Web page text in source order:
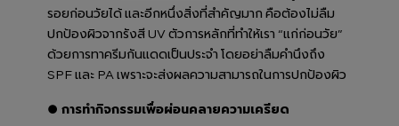
รอยก่อนวัยได้ และอีกหนึ่งสิ่งที่สำคัญมาก คือต้องไม่ลืม
ปกป้องผิวจากรังสี UV ตัวการหลักที่ทำให้เรา “แก่ก่อนวัย”
ด้วยการทาครีมกันแดดเป็นประจำ โดยอย่าลืมคำนึงถึง
SPF และ PA เพราะจะส่งผลความสามารถในการปกป้องผิว
● การทำกิจกรรมเพื่อผ่อนคลายความเครียด